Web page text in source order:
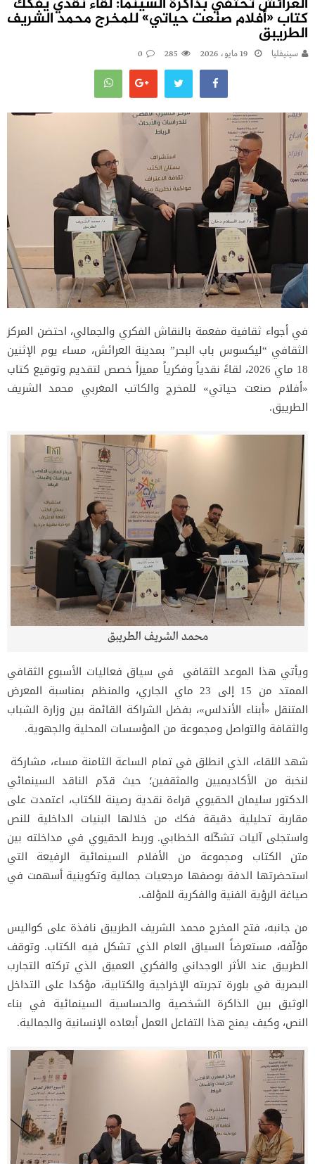
كتاب «أفلام صنعت حياتي» للمخرج محمد الشريف
الطريبق
سينيفليا 19 مايو، 2026 285
0
في أجواء ثقافية مفعمة بالنقاش الفكري والجمالي، احتضن المركز
الثقافي “ليكسوس باب البحر” بمدينة العرائش، مساء يوم الإثنين
18 ماي 2026، لقاءً نقدياً وفكرياً مميزاً خصص لتقديم وتوقيع كتاب
«أفلام صنعت حياتي» للمخرج والكاتب المغربي محمد الشريف
الطريبق.
محمد الشريف الطريبق
ويأتي هذا الموعد الثقافي في سياق فعاليات الأسبوع الثقافي
الممتد من 15 إلى 23 ماي الجاري، والمنظم بمناسبة المعرض
المتنقل «أبناء الأندلس»، بفضل الشراكة القائمة بين وزارة الشباب
والثقافة والتواصل ومجموعة من المؤسسات المحلية والجهوية.
شهد اللقاء، الذي انطلق في تمام الساعة الثامنة مساء، مشاركة
لنخبة من الأكاديميين والمثقفين؛ حيث قدّم الناقد السينمائي
الدكتور سليمان الحقيوي قراءة نقدية رصينة للكتاب، اعتمدت على
مقاربة تحليلية دقيقة فكك من خلالها البنيات الداخلية للنص
واستجلى آليات تشكّله الخطابي. وربط الحقيوي في مداخلته بين
متن الكتاب ومجموعة من الأفلام السينمائية الرفيعة التي
استحضرتها الدفة بوصفها مرجعيات جمالية وتكوينية أسهمت في
صياغة الرؤية الفنية والفكرية للمؤلف.
من جانبه، فتح المخرج محمد الشريف الطريبق نافذة على كواليس
مؤلّفه، مستعرضاً السياق العام الذي تشكل فيه الكتاب. وتوقف
الطريبق عند الأثر الوجداني والفكري العميق الذي تركته التجارب
البصرية في بلورة تجربته الإخراجية والكتابية، مؤكدا على التداخل
الوثيق بين الذاكرة الشخصية والحساسية السينمائية في بناء
النص، وكيف يمنح هذا التفاعل العمل أبعاده الإنسانية والجمالية.